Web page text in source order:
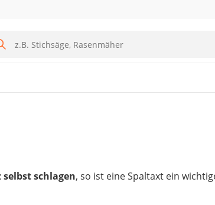
schlagen, so ist eine Spaltaxt ein